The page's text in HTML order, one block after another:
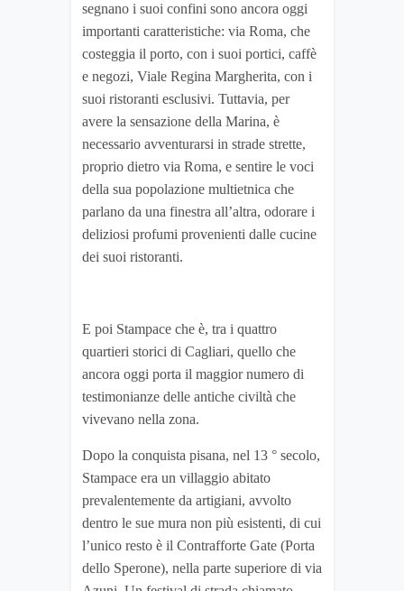
segnano i suoi confini sono ancora oggi
importanti caratteristiche: via Roma, che
costeggia il porto, con i suoi portici, caffè
e negozi, Viale Regina Margherita, con i
suoi ristoranti esclusivi. Tuttavia, per
avere la sensazione della Marina, è
necessario avventurarsi in strade strette,
proprio dietro via Roma, e sentire le voci
della sua popolazione multietnica che
parlano da una finestra all’altra, odorare i
deliziosi profumi provenienti dalle cucine
dei suoi ristoranti.
E poi Stampace che è, tra i quattro
quartieri storici di Cagliari, quello che
ancora oggi porta il maggior numero di
testimonianze delle antiche civiltà che
vivevano nella zona.
Dopo la conquista pisana, nel 13 ° secolo,
Stampace era un villaggio abitato
prevalentemente da artigiani, avvolto
dentro le sue mura non più esistenti, di cui
l’unico resto è il Contrafforte Gate (Porta
dello Sperone), nella parte superiore di via